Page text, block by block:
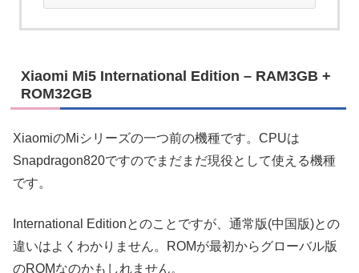
Xiaomi Mi5 International Edition – RAM3GB +
ROM32GB
XiaomiのMiシリーズの一つ前の機種です。CPUは
Snapdragon820ですのでまだまだ現役として使える機種
です。
International Editionとのことですが、通常版(中国版)との
違いはよくわかりません。ROMが最初からグローバル版
のROMなのかもしれません。